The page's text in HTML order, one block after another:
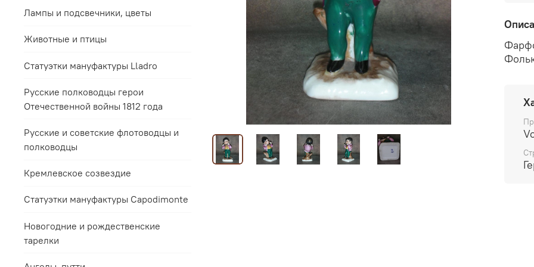
Лампы и подсвечники, цветы
Животные и птицы
Статуэтки мануфактуры Lladro
Русские полководцы герои
Отечественной войны 1812 года
Русские и советские флотоводцы и
полководцы
Кремлевское созвездие
Статуэтки мануфактуры Capodimonte
Новогодние и рождественские
тарелки